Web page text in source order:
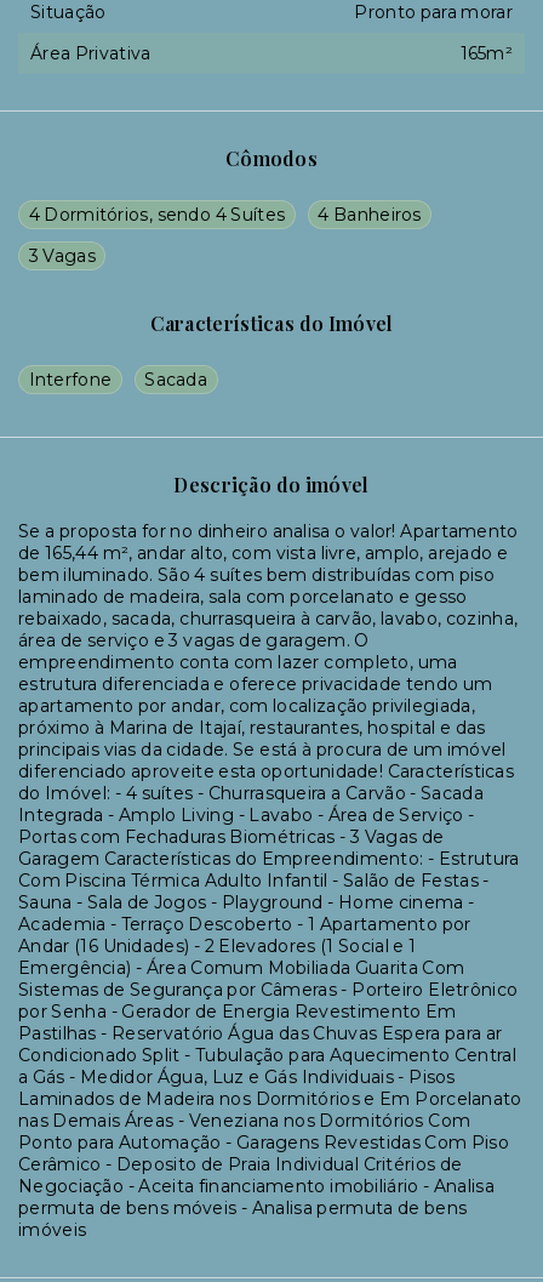
Cômodos
4 Dormitórios, sendo 4 Suítes
4 Banheiros
3 Vagas
Características do Imóvel
Interfone Sacada
Descrição do imóvel
Se a proposta for no dinheiro analisa o valor! Apartamento
de 165,44 m², andar alto, com vista livre, amplo, arejado e
bem iluminado. São 4 suítes bem distribuídas com piso
laminado de madeira, sala com porcelanato e gesso
rebaixado, sacada, churrasqueira à carvão, lavabo, cozinha,
área de serviço e 3 vagas de garagem. O
empreendimento conta com lazer completo, uma
estrutura diferenciada e oferece privacidade tendo um
apartamento por andar, com localização privilegiada,
próximo à Marina de Itajaí, restaurantes, hospital e das
principais vias da cidade. Se está à procura de um imóvel
diferenciado aproveite esta oportunidade! Características
do Imóvel: - 4 suítes - Churrasqueira a Carvão - Sacada
Integrada - Amplo Living - Lavabo - Área de Serviço -
Portas com Fechaduras Biométricas - 3 Vagas de
Garagem Características do Empreendimento: - Estrutura
Com Piscina Térmica Adulto Infantil - Salão de Festas -
Sauna - Sala de Jogos - Playground - Home cinema -
Academia - Terraço Descoberto - 1 Apartamento por
Andar (16 Unidades) - 2 Elevadores (1 Social e 1
Emergência) - Área Comum Mobiliada Guarita Com
Sistemas de Segurança por Câmeras - Porteiro Eletrônico
por Senha - Gerador de Energia Revestimento Em
Pastilhas - Reservatório Água das Chuvas Espera para ar
Condicionado Split - Tubulação para Aquecimento Central
a Gás - Medidor Água, Luz e Gás Individuais - Pisos
Laminados de Madeira nos Dormitórios e Em Porcelanato
nas Demais Áreas - Veneziana nos Dormitórios Com
Ponto para Automação - Garagens Revestidas Com Piso
Cerâmico - Deposito de Praia Individual Critérios de
Negociação - Aceita financiamento imobiliário - Analisa
permuta de bens móveis - Analisa permuta de bens
imóveis
Situação
Pronto para morar
Área Privativa
165m²